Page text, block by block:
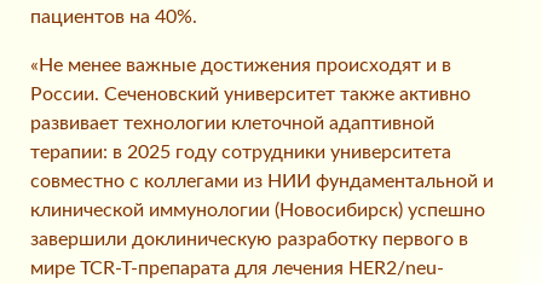
пациентов на 40%.
«Не менее важные достижения происходят и в
России. Сеченовский университет также активно
развивает технологии клеточной адаптивной
терапии: в 2025 году сотрудники университета
совместно с коллегами из НИИ фундаментальной и
клинической иммунологии (Новосибирск) успешно
завершили доклиническую разработку первого в
мире TCR-T-препарата для лечения HER2/neu-